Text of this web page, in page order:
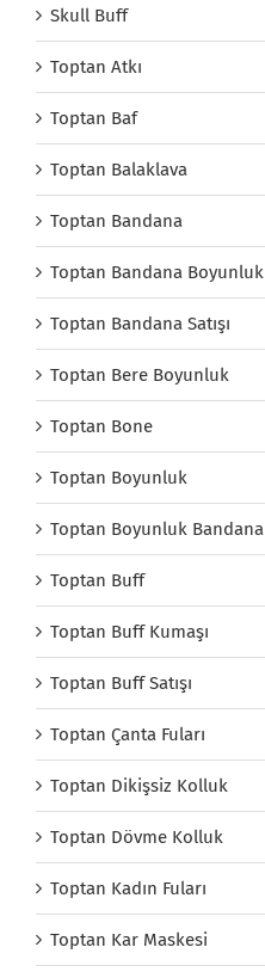
Skull Buff
Toptan Atkı
Toptan Baf
Toptan Balaklava
Toptan Bandana
Toptan Bandana Boyunluk
Toptan Bandana Satışı
Toptan Bere Boyunluk
Toptan Bone
Toptan Boyunluk
Toptan Boyunluk Bandana
Toptan Buff
Toptan Buff Kumaşı
Toptan Buff Satışı
Toptan Çanta Fuları
Toptan Dikişsiz Kolluk
Toptan Dövme Kolluk
Toptan Kadın Fuları
Toptan Kar Maskesi